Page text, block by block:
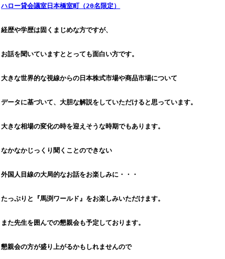
ハロー貸会議室日本橋室町（20名限定）
経歴や学歴は固くまじめな方ですが、
お話を聞いていますととっても面白い方です。
大きな世界的な視線からの日本株式市場や商品市場について
データに基づいて、大胆な解説をしていただけると思っています。
大きな相場の変化の時を迎えそうな時期でもあります。
なかなかじっくり聞くことのできない
外国人目線の大局的なお話をお楽しみに・・・
たっぷりと『馬渕ワールド』をお楽しみいただけます。
また先生を囲んでの懇親会も予定しております。
懇親会の方が盛り上がるかもしれませんので